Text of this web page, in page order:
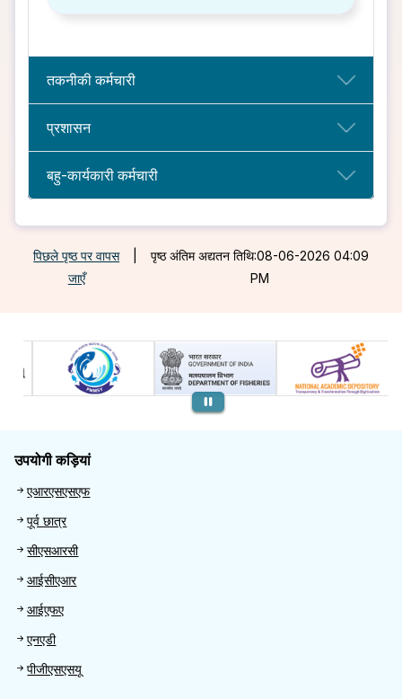
तकनीकी कर्मचारी
प्रशासन
बहु-कार्यकारी कर्मचारी
पिछले पृष्ठ पर वापस
जाएँ
पृष्ठ अंतिम अद्यतन तिथि:08-06-2026 04:09
PM
पिछला
उपयोगी कड़ियां
Useful links
एआरएसएसएफ
पूर्व छात्र
सीएसआरसी
आईसीएआर
आईएफए
एनएडी
पीजीएसएसयू